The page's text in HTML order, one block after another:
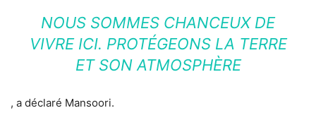
NOUS SOMMES CHANCEUX DE
VIVRE ICI. PROTÉGEONS LA TERRE
ET SON ATMOSPHÈRE
, a déclaré Mansoori.